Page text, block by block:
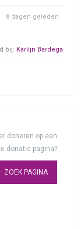
8 dagen geleden
bij: Karlijn Bardega
doneren op een
donatie pagina?
ZOEK PAGINA